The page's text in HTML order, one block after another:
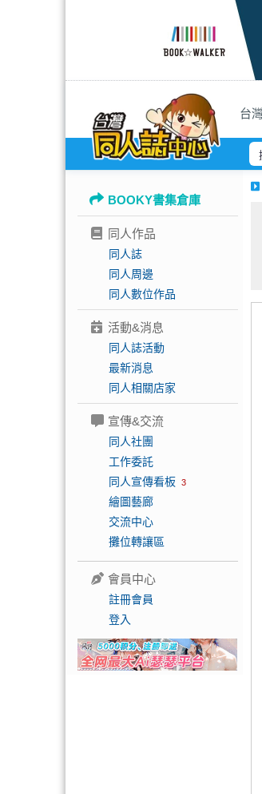
台
BOOKY書集倉庫
同人作品
同人誌
同人周邊
同人數位作品
活動&消息
同人誌活動
最新消息
同人相關店家
宣傳&交流
同人社團
工作委託
同人宣傳看板 3
繪圖藝廊
交流中心
攤位轉讓區
會員中心
註冊會員
登入